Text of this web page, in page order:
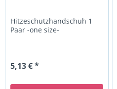
Hitzeschutzhandschuh 1
Paar -one size-
5,13 € *